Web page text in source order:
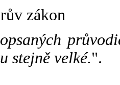
zákon
stejně velké.".